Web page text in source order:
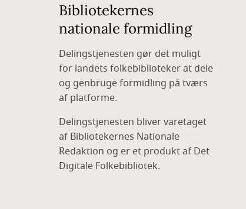
Bibliotekernes
nationale formidling
Delingstjenesten gør det muligt
for landets folkebiblioteker at dele
og genbruge formidling på tværs
af platforme.
Delingstjenesten bliver varetaget
af Bibliotekernes Nationale
Redaktion og er et produkt af Det
Digitale Folkebibliotek.